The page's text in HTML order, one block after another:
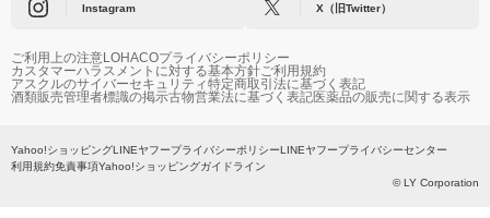
Instagram X（旧Twitter）
ご利用上の注意LOHACOプライバシーポリシー
カスタマーハラスメントに対する基本方針ご利用規約
アスクルのサイバーセキュリティ特定商取引法に基づく表記
酒類販売管理者標識の掲示古物営業法に基づく表記医薬品の販売に関する表示
Yahoo!ショッピングLINEヤフープライバシーポリシーLINEヤフープライバシーセンター
利用規約免責事項Yahoo!ショッピングガイドライン
© LY Corporation